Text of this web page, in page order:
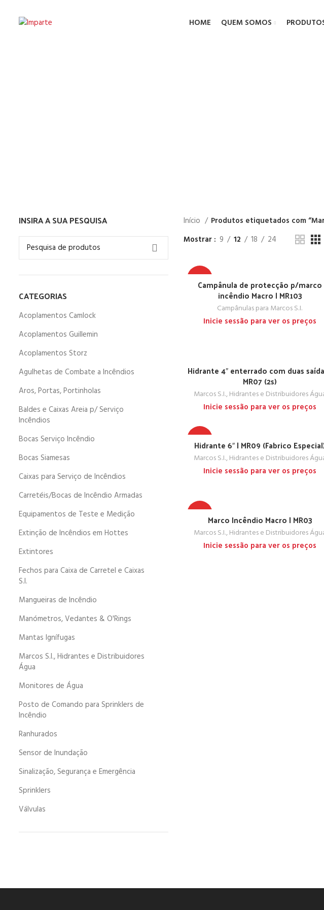
HOME QUEM SOMOS
INSIRA A SUA PESQUISA
CATEGORIAS
Acoplamentos Camlock
Acoplamentos Guillemin
Acoplamentos Storz
Agulhetas de Combate a Incêndios
Aros, Portas, Portinholas
Baldes e Caixas Areia p/ Serviço
Incêndios
Bocas Serviço Incêndio
Bocas Siamesas
Caixas para Serviço de Incêndios
Carretéis/Bocas de Incêndio Armadas
Equipamentos de Teste e Medição
Extinção de Incêndios em Hottes
Extintores
Fechos para Caixa de Carretel e Caixas
S.I.
Mangueiras de Incêndio
Manómetros, Vedantes & O'Rings
Mantas Ignífugas
Marcos S.I., Hidrantes e Distribuidores
Água
Monitores de Água
Posto de Comando para Sprinklers de
Incêndio
Ranhurados
Sensor de Inundação
Sinalização, Segurança e Emergência
Sprinklers
Válvulas
Início
Produtos etiquetados com
Mostrar
9 12 18 24
TOP
Campânula de protecção p/marco
incêndio Macro | MR103
Campânulas para Marcos S.I.
Inicie sessão para ver os preços
Hidrante 4″ enterrado com duas
MR07 (2s)
Marcos S.I., Hidrantes e Distribuidores
Inicie sessão para ver os preços
TOP
Hidrante 6″ | MR09 (Fabrico
Marcos S.I., Hidrantes e Distribuidores
Inicie sessão para ver os preços
TOPMarco Incêndio Macro | MR03
Marcos S.I., Hidrantes e Distribuidores
Inicie sessão para ver os preços